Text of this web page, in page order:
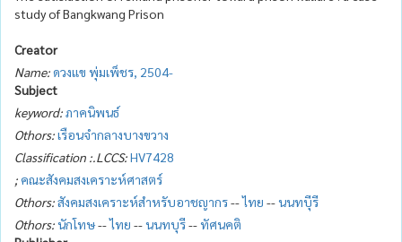
study of Bangkwang Prison
Creator
Name:ดวงแข พุ่มเพ็ชร, 2504-
Subject
keyword:ภาคนิพนธ์
Othors:เรือนจำกลางบางขวาง
Classification :.LCCS:HV7428
; คณะสังคมสงเคราะห์ศาสตร์
Othors:สังคมสงเคราะห์สำหรับอาชญากร--ไทย --นนทบีุรี
Othors:นักโทษ--ไทย --นนทบุรี--ทัศนคติ